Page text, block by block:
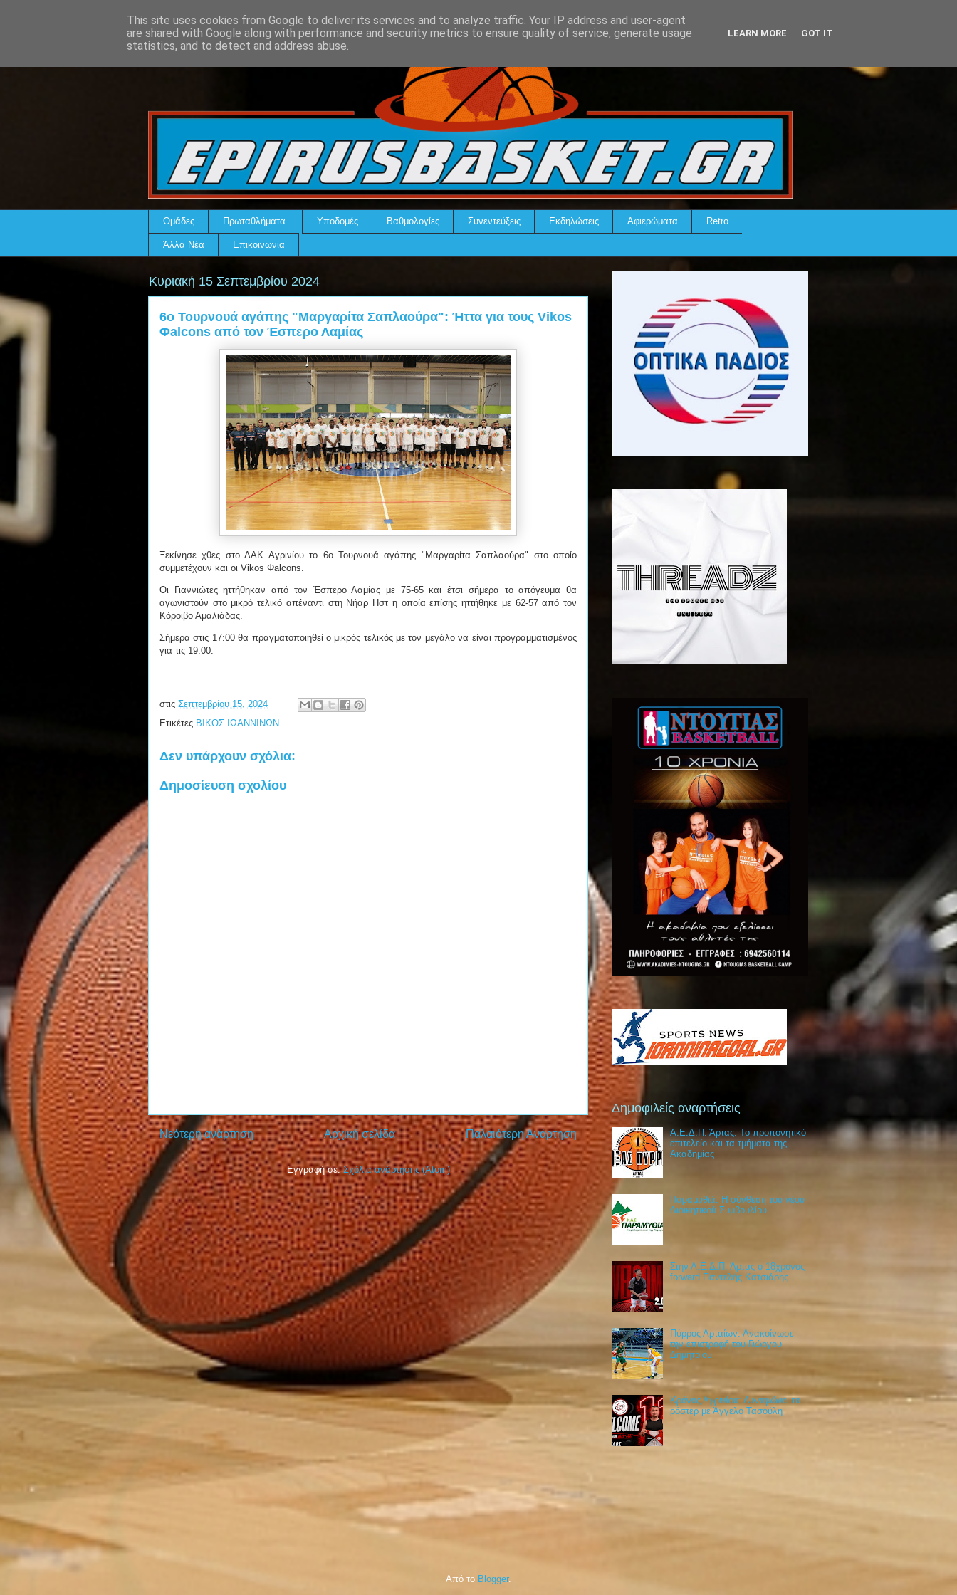
Ομάδες Πρωταθλήματα Υποδομές Βαθμολογίες Συνεντεύξεις Εκδηλώσεις Αφιερώματα Retro
Άλλα Νέα Επικοινωνία
Κυριακή 15 Σεπτεμβρίου 2024
6ο Τουρνουά αγάπης "Μαργαρίτα Σαπλαούρα": Ήττα για τους Vikos
Φalcons από τον Έσπερο Λαμίας
Ξεκίνησε χθες στο ΔΑΚ Αγρινίου το 6ο Τουρνουά αγάπης "Μαργαρίτα Σαπλαούρα" στο οποίο
συμμετέχουν και οι Vikos Φalcons.
Οι Γιαννιώτες ηττήθηκαν από τον Έσπερο Λαμίας με 75-65 και έτσι σήμερα το απόγευμα θα
αγωνιστούν στο μικρό τελικό απέναντι στη Νήαρ Ηστ η οποία επίσης ηττήθηκε με 62-57 από τον
Κόροιβο Αμαλιάδας.
Σήμερα στις 17:00 θα πραγματοποιηθεί ο μικρός τελικός με τον μεγάλο να είναι προγραμματισμένος
για τις 19:00.
στις Σεπτεμβρίου 15, 2024
Ετικέτες ΒΙΚΟΣ ΙΩΑΝΝΙΝΩΝ
Δεν υπάρχουν σχόλια:
Δημοσίευση σχολίου
Νεότερη ανάρτηση Παλαιότερη Ανάρτηση
Αρχική σελίδα
Εγγραφή σε:Σχόλια ανάρτησης (Atom)
Δημοφιλείς αναρτήσεις
Α.Ε.Δ.Π. Άρτας: Το προπονητικό
επιτελείο και τα τμήματα της
Ακαδημίας
Παραμυθιά: Η σύνθεση του νέου
Διοικητικού Συμβουλίου
Στην Α.Ε.Δ.Π. Άρτας ο 18χρονος
forward Παντελής Κατσιάρης
Πύρρος Αρταίων: Ανακοίνωσε
την επιστροφή του Γιώργου
Δημητρίου
Κρόνος Αγρινίου: Δυναμώνει το
ρόστερ με Άγγελο Τασούλη
Από το Blogger.
This site uses cookies from Google to deliver its services and to analyze traffic. Your IP address and user-agent
are shared with Google along with performance and security metrics to ensure quality of service, generate usage
statistics, and to detect and address abuse.
LEARN MORE GOT IT